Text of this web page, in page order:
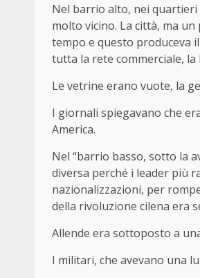
Nel barrio alto, nei quartieri
molto vicino. La città, ma
tempo e questo produceva
tutta la rete commerciale,
Le vetrine erano vuote, la
I giornali spiegavano che
America.
Nel “barrio basso, sotto la
diversa perché i leader più
nazionalizzazioni, per
della rivoluzione cilena era
Allende era sottoposto a
I militari, che avevano una